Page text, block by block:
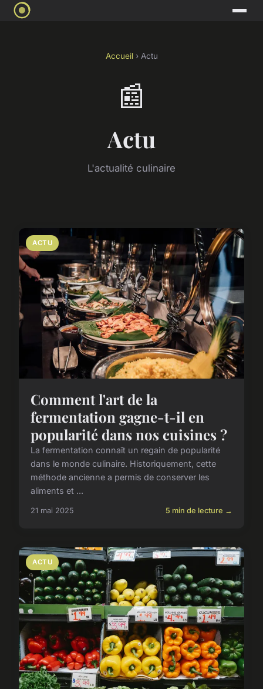
Accueil› Actu
📰
Actu
L'actualité culinaire
ACTU
Comment l'art de la
fermentation gagne-t-il en
popularité dans nos cuisines ?
La fermentation connaît un regain de popularité
dans le monde culinaire. Historiquement, cette
méthode ancienne a permis de conserver les
aliments et ...
21 mai 2025 5 min de lecture →
ACTU